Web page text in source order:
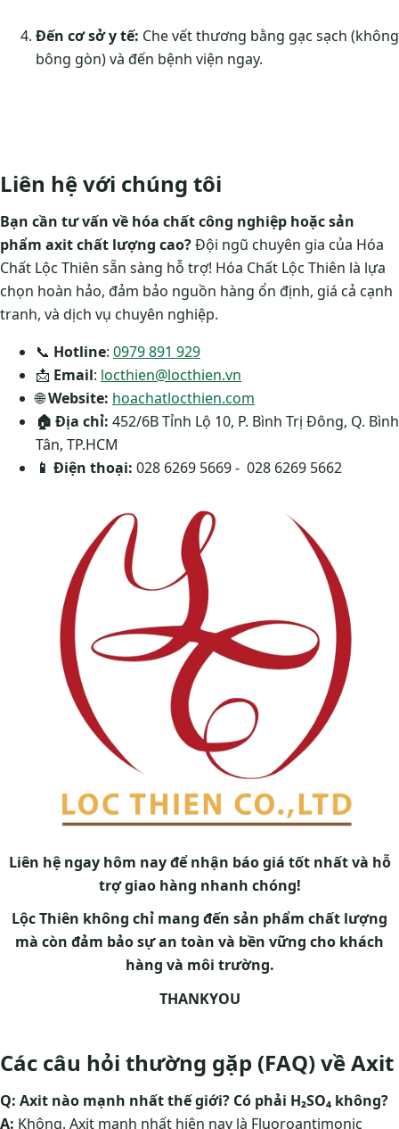
Đến cơ sở y tế: Che vết thương bằng gạc sạch (không
bông gòn) và đến bệnh viện ngay.
Liên hệ với chúng tôi
Bạn cần tư vấn về hóa chất công nghiệp hoặc sản
phẩm axit chất lượng cao?Đội ngũ chuyên gia của Hóa
Chất Lộc Thiên sẵn sàng hỗ trợ! Hóa Chất Lộc Thiên là lựa
chọn hoàn hảo, đảm bảo nguồn hàng ổn định, giá cả cạnh
tranh, và dịch vụ chuyên nghiệp.
📞 Hotline: 0979 891 929
📩 Email: locthien@locthien.vn
🌐Website: hoachatlocthien.com
🏠 Địa chỉ: 452/6B Tỉnh Lộ 10, P. Bình Trị Đông, Q. Bình
Tân, TP.HCM
📱 Điện thoại: 028 6269 5669 - 028 6269 5662
Liên hệ ngay hôm nay để nhận báo giá tốt nhất và hỗ
trợ giao hàng nhanh chóng!
Lộc Thiên không chỉ mang đến sản phẩm chất lượng
mà còn đảm bảo sự an toàn và bền vững cho khách
hàng và môi trường.
THANKYOU
Các câu hỏi thường gặp (FAQ) về Axit
Q: Axit nào mạnh nhất thế giới? Có phải H₂SO₄ không?
A: Không. Axit mạnh nhất hiện nay là Fluoroantimonic